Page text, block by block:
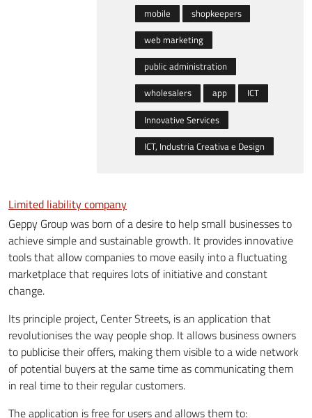
mobile
shopkeepers
web marketing
public administration
wholesalers
app
ICT
Innovative Services
ICT, Industria Creativa e Design
Limited liability company
Geppy Group was born of a desire to help small businesses to
achieve simple and sustainable growth. It provides innovative
tools that allow companies to move easily into a fluctuating
marketplace that requires lots of initiative and constant
change.
Its principle project, Center Streets, is an application that
revolutionises the way people shop. It allows business owners
to publicise their offers, making them visible to a wide network
of potential buyers at the same time as communicating them
in real time to their regular customers.
The application is free for users and allows them to: